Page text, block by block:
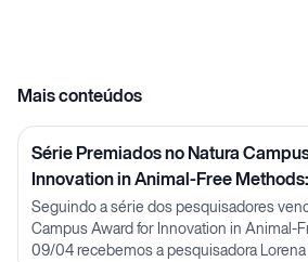
Mais conteúdos
Série Premiados no Natura
Innovation in Animal-Free
Lorena Neves
Seguindo a série dos pesquisadores
Campus Award for Innovation in Animal-
09/04 recebemos a pesquisadora